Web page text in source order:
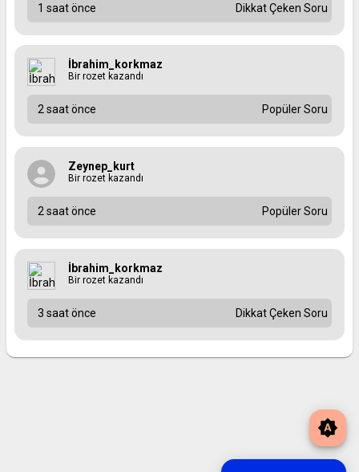
brightness_auto
1 saat önce Dikkat Çeken Soru
İbrahim_korkmaz
Bir rozet kazandı
2 saat önce Popüler Soru
Zeynep_kurt
Bir rozet kazandı
2 saat önce Popüler Soru
İbrahim_korkmaz
Bir rozet kazandı
3 saat önce Dikkat Çeken Soru